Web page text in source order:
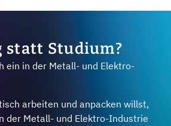
statt Studium?
ein in der Metall- und Elektro-
arbeiten und anpacken willst,
der Metall- und Elektro-Industrie